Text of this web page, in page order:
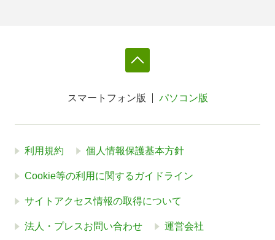
スマートフォン版 パソコン版
利用規約 個人情報保護基本方針
Cookie等の利用に関するガイドライン
サイトアクセス情報の取得について
法人・プレスお問い合わせ 運営会社